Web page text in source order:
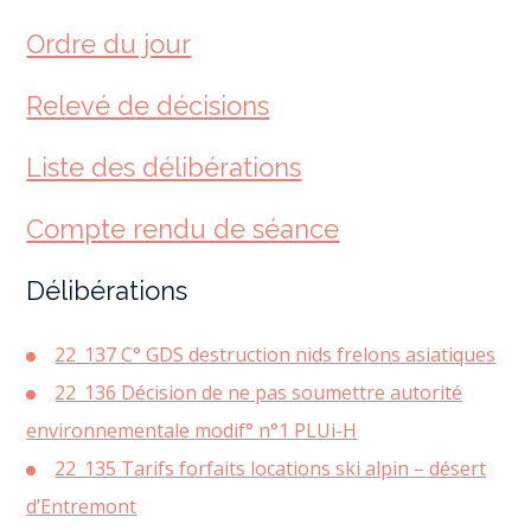
Ordre du jour
Relevé de décisions
Liste des délibérations
Compte rendu de séance
Délibérations
22_137 C° GDS destruction nids frelons asiatiques
22_136 Décision de ne pas soumettre autorité
environnementale modif° n°1 PLUi-H
22_135 Tarifs forfaits locations ski alpin – désert
d’Entremont